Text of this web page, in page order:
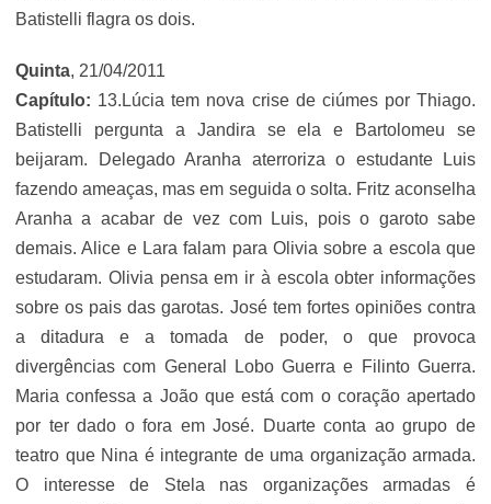
Batistelli flagra os dois.
Quinta, 21/04/2011
Capítulo: 13.Lúcia tem nova crise de ciúmes por Thiago.
Batistelli pergunta a Jandira se ela e Bartolomeu se
beijaram. Delegado Aranha aterroriza o estudante Luis
fazendo ameaças, mas em seguida o solta. Fritz aconselha
Aranha a acabar de vez com Luis, pois o garoto sabe
demais. Alice e Lara falam para Olivia sobre a escola que
estudaram. Olivia pensa em ir à escola obter informações
sobre os pais das garotas. José tem fortes opiniões contra
a ditadura e a tomada de poder, o que provoca
divergências com General Lobo Guerra e Filinto Guerra.
Maria confessa a João que está com o coração apertado
por ter dado o fora em José. Duarte conta ao grupo de
teatro que Nina é integrante de uma organização armada.
O interesse de Stela nas organizações armadas é